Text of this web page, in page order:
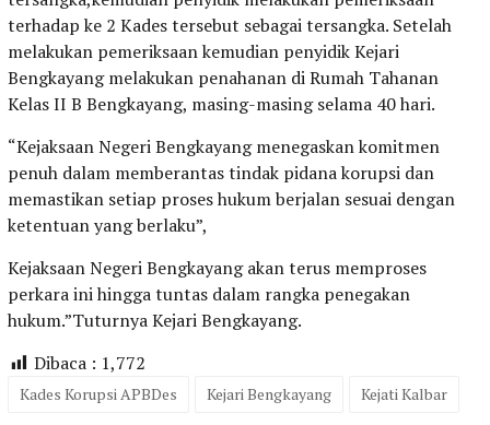
terhadap ke 2 Kades tersebut sebagai tersangka. Setelah
melakukan pemeriksaan kemudian penyidik Kejari
Bengkayang melakukan penahanan di Rumah Tahanan
Kelas II B Bengkayang, masing-masing selama 40 hari.
“Kejaksaan Negeri Bengkayang menegaskan komitmen
penuh dalam memberantas tindak pidana korupsi dan
memastikan setiap proses hukum berjalan sesuai dengan
ketentuan yang berlaku”,
Kejaksaan Negeri Bengkayang akan terus memproses
perkara ini hingga tuntas dalam rangka penegakan
hukum.”Tuturnya Kejari Bengkayang.
Dibaca : 1,772
Kades Korupsi APBDes Kejari Bengkayang Kejati Kalbar